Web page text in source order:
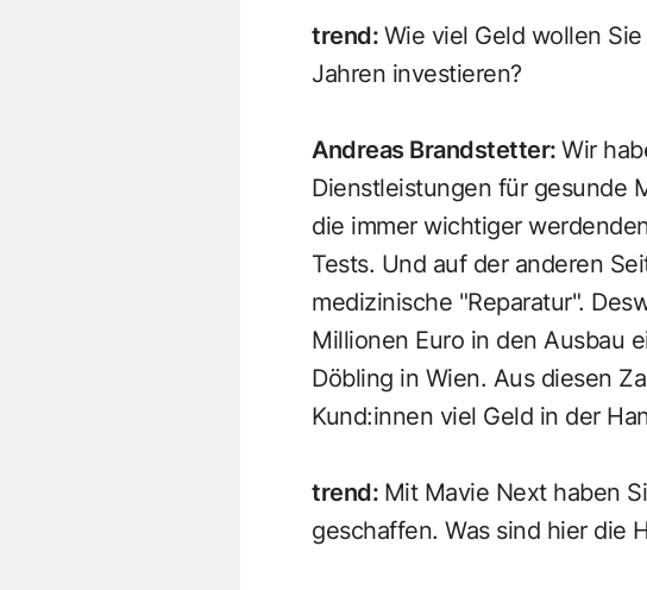
trend: Wie viel Geld wollen
Jahren investieren?
Andreas Brandstetter: Wir
Dienstleistungen für gesunde
die immer wichtiger
Tests. Und auf der anderen
medizinische "Reparatur".
Millionen Euro in den Ausbau
Döbling in Wien. Aus diesen
Kund:innen viel Geld in der
trend: Mit Mavie Next haben
geschaffen. Was sind hier die